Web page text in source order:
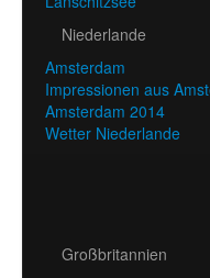
Niederlande
Amsterdam
Impressionen aus
Amsterdam 2014
Wetter Niederlande
Großbritannien